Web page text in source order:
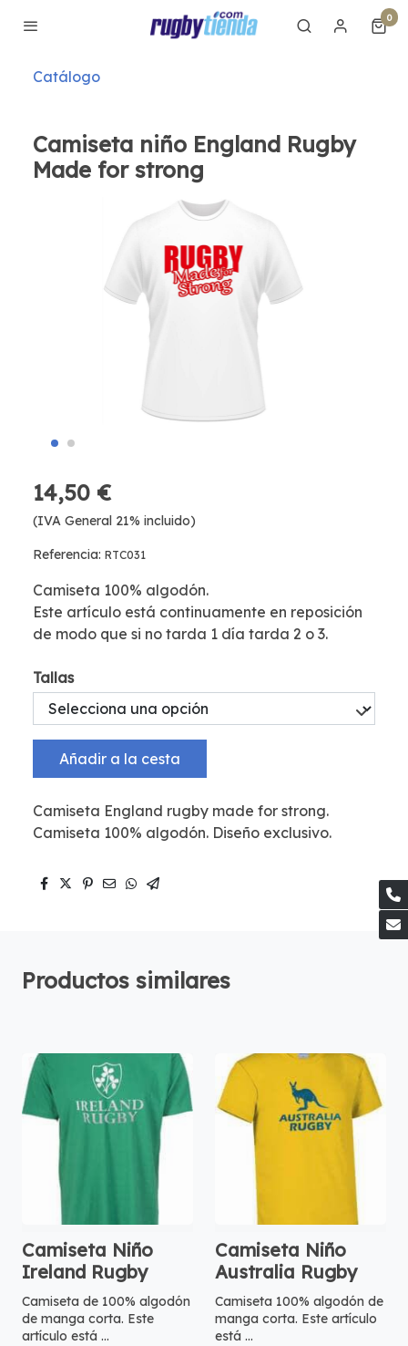
0
Catálogo
Camiseta niño England Rugby
Made for strong
14,50 €
(IVA General 21% incluido)
Referencia: RTC031
Camiseta 100% algodón.
Este artículo está continuamente en reposición
de modo que si no tarda 1 día tarda 2 o 3.
Tallas
Añadir a la cesta
Camiseta England rugby made for strong.
Camiseta 100% algodón. Diseño exclusivo.
Productos similares
Camiseta Niño
Ireland Rugby
Camiseta de 100% algodón
de manga corta. Este
artículo está ...
Camiseta Niño
Australia Rugby
Camiseta 100% algodón de
manga corta. Este artículo
está ...